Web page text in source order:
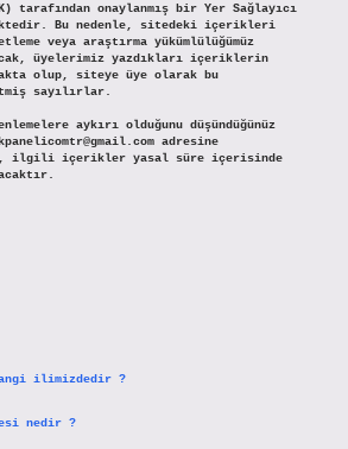
tarafından onaylanmış bir Yer Sağlayıcı
Bu nedenle, sitedeki içerikleri
veya araştırma yükümlülüğümüz
üyelerimiz yazdıkları içeriklerin
olup, siteye üye olarak bu
sayılırlar.
aykırı olduğunu düşündüğünüz
adresine
ilgili içerikler yasal süre içerisinde
ilimizdedir ?
nedir ?